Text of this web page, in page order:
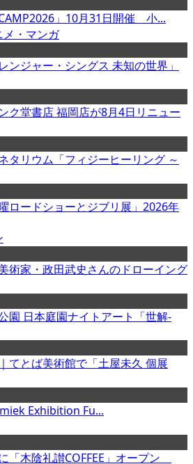
」10月31日開催 小...
・マンガ
ンジャー・シングス 未知の世界」
ク堂書店 福岡店が8月4日リニュー
タリウム「フィジーヒーリング ～
ロードショーとジブリ展」2026年
術家・政田武史さんのドローイング
園 日本庭園ナイトアート「世解-
てとば美術館で「土屋未久 個展
Exhibition Fu...
「木陰礼讃COFFEE」オープン